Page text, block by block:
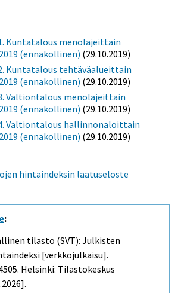
Kuntatalous menolajeittain
(ennakollinen) (29.10.2019)
Kuntatalous tehtäväalueittain
(ennakollinen) (29.10.2019)
Valtiontalous menolajeittain
(ennakollinen) (29.10.2019)
Valtiontalous hallinnonaloittain
(ennakollinen) (29.10.2019)
hintaindeksin laatuseloste
:
tilasto (SVT): Julkisten
[verkkojulkaisu].
Helsinki: Tilastokeskus